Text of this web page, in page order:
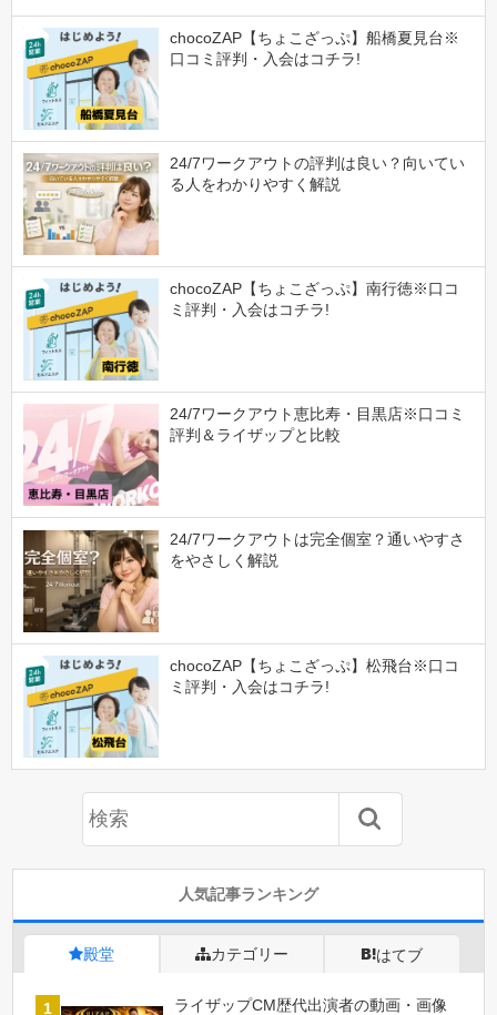
chocoZAP【ちょこざっぷ】船橋夏見台※
口コミ評判・入会はコチラ!
24/7ワークアウトの評判は良い？向いてい
る人をわかりやすく解説
chocoZAP【ちょこざっぷ】南行徳※口コ
ミ評判・入会はコチラ!
24/7ワークアウト恵比寿・目黒店※口コミ
評判＆ライザップと比較
24/7ワークアウトは完全個室？通いやすさ
をやさしく解説
chocoZAP【ちょこざっぷ】松飛台※口コ
ミ評判・入会はコチラ!
人気記事ランキング
殿堂 カテゴリー はてブ
ライザップCM歴代出演者の動画・画像